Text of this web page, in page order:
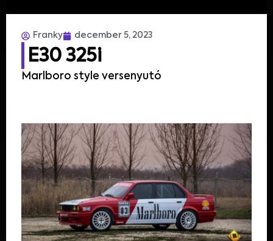
Franky december 5, 2023
E30 325i
Marlboro style versenyutó